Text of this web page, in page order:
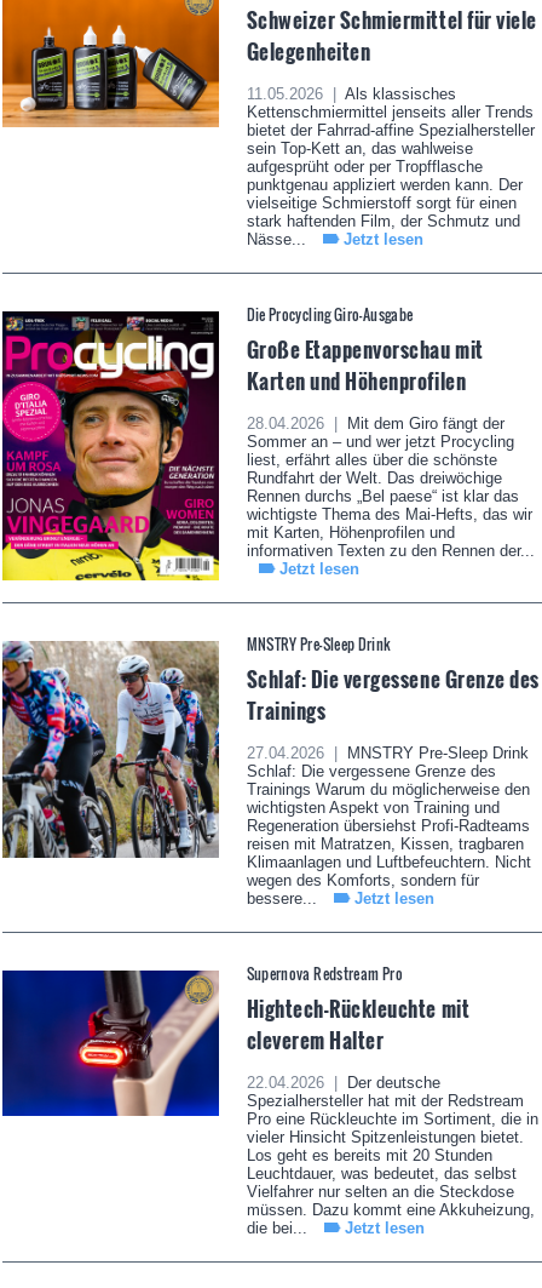
Schweizer Schmiermittel für viele
Gelegenheiten
11.05.2026 |
Als klassisches
Kettenschmiermittel jenseits aller Trends
bietet der Fahrrad-affine Spezialhersteller
sein Top-Kett an, das wahlweise
aufgesprüht oder per Tropfflasche
punktgenau appliziert werden kann. Der
vielseitige Schmierstoff sorgt für einen
stark haftenden Film, der Schmutz und
Nässe...
Jetzt lesen
Die Procycling Giro-Ausgabe
Große Etappenvorschau mit
Karten und Höhenprofilen
28.04.2026 |
Mit dem Giro fängt der
Sommer an – und wer jetzt Procycling
liest, erfährt alles über die schönste
Rundfahrt der Welt. Das dreiwöchige
Rennen durchs „Bel paese“ ist klar das
wichtigste Thema des Mai-Hefts, das wir
mit Karten, Höhenprofilen und
informativen Texten zu den Rennen der...
Jetzt lesen
MNSTRY Pre-Sleep Drink
Schlaf: Die vergessene Grenze des
Trainings
27.04.2026 |
MNSTRY Pre-Sleep Drink
Schlaf: Die vergessene Grenze des
Trainings Warum du möglicherweise den
wichtigsten Aspekt von Training und
Regeneration übersiehst Profi-Radteams
reisen mit Matratzen, Kissen, tragbaren
Klimaanlagen und Luftbefeuchtern. Nicht
wegen des Komforts, sondern für
bessere...
Jetzt lesen
Supernova Redstream Pro
Hightech-Rückleuchte mit
cleverem Halter
22.04.2026 |
Der deutsche
Spezialhersteller hat mit der Redstream
Pro eine Rückleuchte im Sortiment, die in
vieler Hinsicht Spitzenleistungen bietet.
Los geht es bereits mit 20 Stunden
Leuchtdauer, was bedeutet, das selbst
Vielfahrer nur selten an die Steckdose
müssen. Dazu kommt eine Akkuheizung,
die bei...
Jetzt lesen